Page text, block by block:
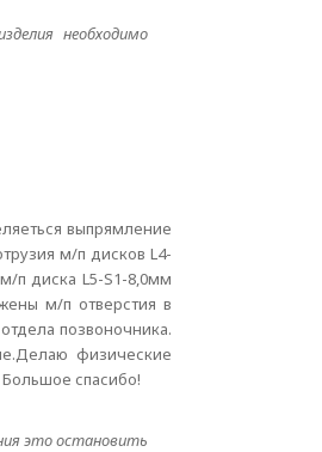
необходимо
выпрямление
м/п дисков L4-
п диска L5-S1-8,0мм
м/п отверстия в
позвоночника.
физические
спасибо!
это остановить